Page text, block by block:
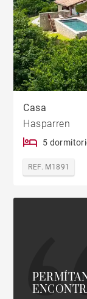
Casa
Hasparren
5
REF. M1891